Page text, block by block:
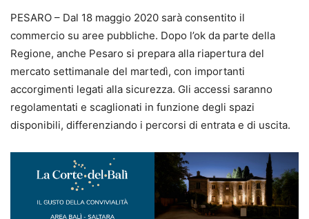
PESARO – Dal 18 maggio 2020 sarà consentito il
commercio su aree pubbliche. Dopo l’ok da parte della
Regione, anche Pesaro si prepara alla riapertura del
mercato settimanale del martedì, con importanti
accorgimenti legati alla sicurezza. Gli accessi saranno
regolamentati e scaglionati in funzione degli spazi
disponibili, differenziando i percorsi di entrata e di uscita.